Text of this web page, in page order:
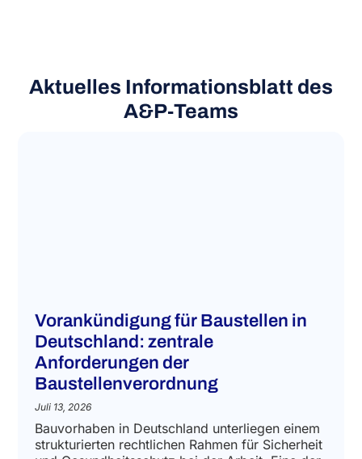
Aktuelles Informationsblatt des
A&P‑Teams
Vorankündigung für Baustellen in
Deutschland: zentrale
Anforderungen der
Baustellenverordnung
Juli 13, 2026
Bauvorhaben in Deutschland unterliegen einem
strukturierten rechtlichen Rahmen für Sicherheit